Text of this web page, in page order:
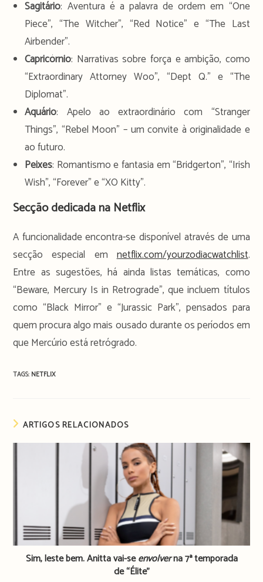
Sagitário: Aventura é a palavra de ordem em “One
Piece”, “The Witcher”, “Red Notice” e “The Last
Airbender”.
Capricórnio: Narrativas sobre força e ambição, como
“Extraordinary Attorney Woo”, “Dept Q.” e “The
Diplomat”.
Aquário: Apelo ao extraordinário com “Stranger
Things”, “Rebel Moon” – um convite à originalidade e
ao futuro.
Peixes: Romantismo e fantasia em “Bridgerton”, “Irish
Wish”, “Forever” e “XO Kitty”.
Secção dedicada na Netflix
A funcionalidade encontra-se disponível através de uma
secção especial emnetflix.com/yourzodiacwatchlist.
Entre as sugestões, há ainda listas temáticas, como
“Beware, Mercury Is in Retrograde”, que incluem títulos
como “Black Mirror” e “Jurassic Park”, pensados para
quem procura algo mais ousado durante os períodos em
que Mercúrio está retrógrado.
TAGS: NETFLIX
ARTIGOS RELACIONADOS
Sim, leste bem. Anitta vai-seenvolverna 7ª temporada
de “Élite”